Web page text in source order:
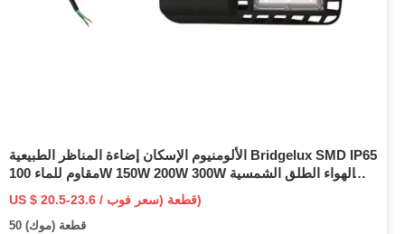
الألومنيوم الإسكان إضاءة المناظر الطبيعية Bridgelux SMD IP65
مقاوم للماء 100W 150W 200W 300W في الهواء الطلق الشمسية
US $ 20.5-23.6 / قطعة (سعر فوب)
50 قطعة (موك)